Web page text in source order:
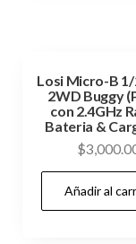
Losi Micro-B 1/
2WD Buggy
con 2.4GHz
Bateria &
$
Añadir al